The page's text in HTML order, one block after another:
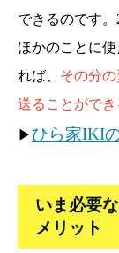
できるのです
ほかのことに
れば、 その分
送ることができ
▶ ひら家IKI
いま必要
メリット